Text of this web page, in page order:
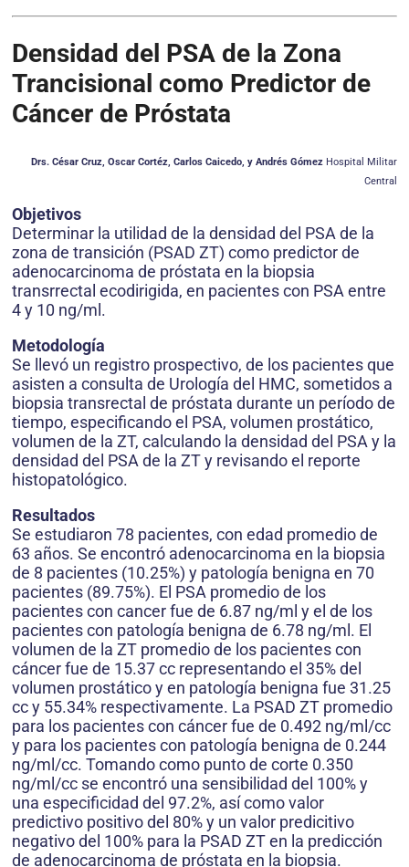
Densidad del PSA de la Zona
Trancisional como Predictor de
Cáncer de Próstata
Drs. César Cruz, Oscar Cortéz, Carlos Caicedo, y Andrés Gómez Hospital Militar
Central
Objetivos
Determinar la utilidad de la densidad del PSA de la
zona de transición (PSAD ZT) como predictor de
adenocarcinoma de próstata en la biopsia
transrrectal ecodirigida, en pacientes con PSA entre
4 y 10 ng/ml.
Metodología
Se llevó un registro prospectivo, de los pacientes que
asisten a consulta de Urología del HMC, sometidos a
biopsia transrectal de próstata durante un período de
tiempo, especificando el PSA, volumen prostático,
volumen de la ZT, calculando la densidad del PSA y la
densidad del PSA de la ZT y revisando el reporte
histopatológico.
Resultados
Se estudiaron 78 pacientes, con edad promedio de
63 años. Se encontró adenocarcinoma en la biopsia
de 8 pacientes (10.25%) y patología benigna en 70
pacientes (89.75%). El PSA promedio de los
pacientes con cancer fue de 6.87 ng/ml y el de los
pacientes con patología benigna de 6.78 ng/ml. El
volumen de la ZT promedio de los pacientes con
cáncer fue de 15.37 cc representando el 35% del
volumen prostático y en patología benigna fue 31.25
cc y 55.34% respectivamente. La PSAD ZT promedio
para los pacientes con cáncer fue de 0.492 ng/ml/cc
y para los pacientes con patología benigna de 0.244
ng/ml/cc. Tomando como punto de corte 0.350
ng/ml/cc se encontró una sensibilidad del 100% y
una especificidad del 97.2%, así como valor
predictivo positivo del 80% y un valor predicitivo
negativo del 100% para la PSAD ZT en la predicción
de adenocarcinoma de próstata en la biopsia.